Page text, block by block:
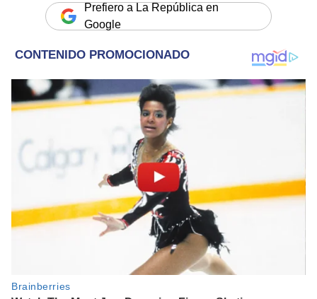
Prefiero a La República en
Google